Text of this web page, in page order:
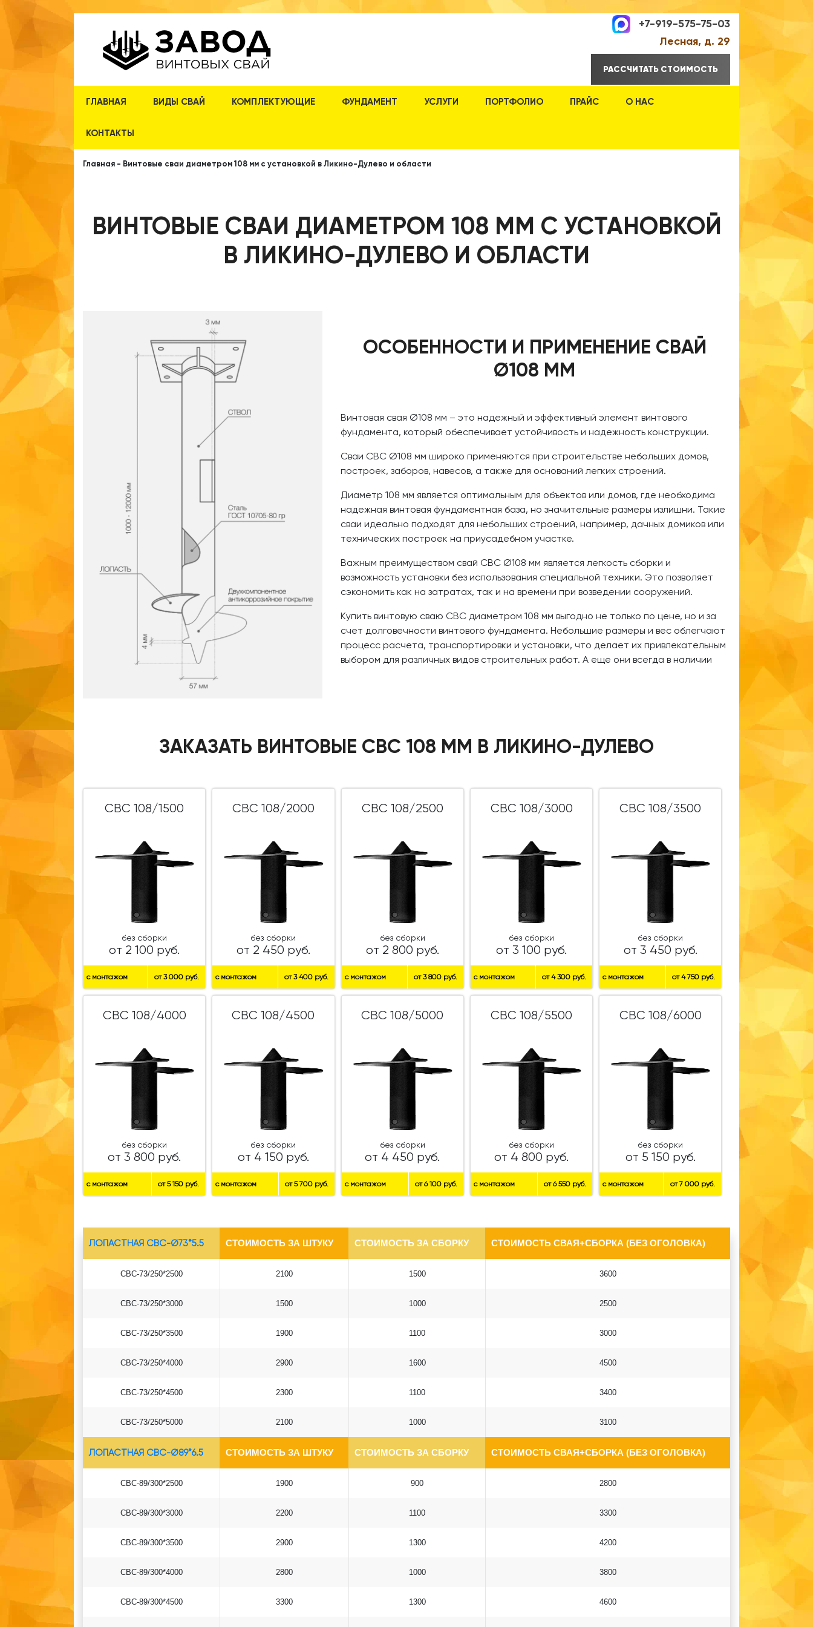
+7-919-575-75-03
Лесная, д. 29
РАССЧИТАТЬ СТОИМОСТЬ
ГЛАВНАЯ ВИДЫ СВАЙ КОМПЛЕКТУЮЩИЕ ФУНДАМЕНТ УСЛУГИ ПОРТФОЛИО ПРАЙС О НАС
КОНТАКТЫ
Главная - Винтовые сваи диаметром 108 мм с установкой в Ликино-Дулево и области
ВИНТОВЫЕ СВАИ ДИАМЕТРОМ 108 ММ С УСТАНОВКОЙ
В ЛИКИНО-ДУЛЕВО И ОБЛАСТИ
ОСОБЕННОСТИ И ПРИМЕНЕНИЕ СВАЙ
Ø108 ММ
Винтовая свая Ø108 мм – это надежный и эффективный элемент винтового
фундамента, который обеспечивает устойчивость и надежность конструкции.
Сваи СВС Ø108 мм широко применяются при строительстве небольших домов,
построек, заборов, навесов, а также для оснований легких строений.
Диаметр 108 мм является оптимальным для объектов или домов, где необходима
надежная винтовая фундаментная база, но значительные размеры излишни. Такие
сваи идеально подходят для небольших строений, например, дачных домиков или
технических построек на приусадебном участке.
Важным преимуществом свай СВС Ø108 мм является легкость сборки и
возможность установки без использования специальной техники. Это позволяет
сэкономить как на затратах, так и на времени при возведении сооружений.
Купить винтовую сваю СВС диаметром 108 мм выгодно не только по цене, но и за
счет долговечности винтового фундамента. Небольшие размеры и вес облегчают
процесс расчета, транспортировки и установки, что делает их привлекательным
выбором для различных видов строительных работ. А еще они всегда в наличии
ЗАКАЗАТЬ ВИНТОВЫЕ СВС 108 ММ В ЛИКИНО-ДУЛЕВО
СВС 108/1500
без сборки
от 2 100 руб.
с монтажом от 3 000 руб.
СВС 108/2000
без сборки
от 2 450 руб.
с монтажом от 3 400 руб.
СВС 108/2500
без сборки
от 2 800 руб.
с монтажом от 3 800 руб.
СВС 108/3000
без сборки
от 3 100 руб.
с монтажом от 4 300 руб.
СВС 108/3500
без сборки
от 3 450 руб.
с монтажом от 4 750 руб.
СВС 108/4000
без сборки
от 3 800 руб.
с монтажом от 5 150 руб.
СВС 108/4500
без сборки
от 4 150 руб.
с монтажом от 5 700 руб.
СВС 108/5000
без сборки
от 4 450 руб.
с монтажом от 6 100 руб.
СВС 108/5500
без сборки
от 4 800 руб.
с монтажом от 6 550 руб.
СВС 108/6000
без сборки
от 5 150 руб.
с монтажом от 7 000 руб.
ЛОПАСТНАЯ СВС-Ø73*5.5 СТОИМОСТЬ ЗА ШТУКУ СТОИМОСТЬ ЗА СБОРКУ СТОИМОСТЬ СВАЯ+СБОРКА (БЕЗ ОГОЛОВКА)
СВС-73/250*2500 2100 1500 3600
СВС-73/250*3000 1500 1000 2500
СВС-73/250*3500 1900 1100 3000
СВС-73/250*4000 2900 1600 4500
СВС-73/250*4500 2300 1100 3400
СВС-73/250*5000 2100 1000 3100
ЛОПАСТНАЯ СВС-Ø89*6.5 СТОИМОСТЬ ЗА ШТУКУ СТОИМОСТЬ ЗА СБОРКУ СТОИМОСТЬ СВАЯ+СБОРКА (БЕЗ ОГОЛОВКА)
СВС-89/300*2500 1900 900 2800
СВС-89/300*3000 2200 1100 3300
СВС-89/300*3500 2900 1300 4200
СВС-89/300*4000 2800 1000 3800
СВС-89/300*4500 3300 1300 4600